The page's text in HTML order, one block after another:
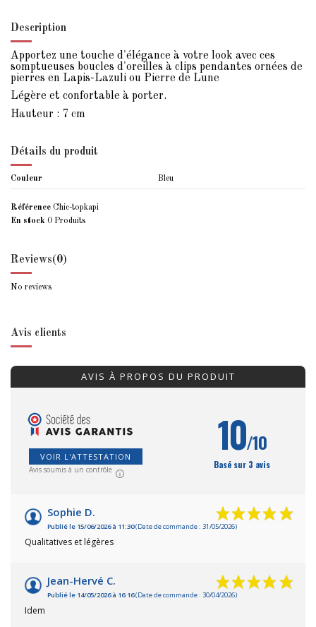
Description
Apportez une touche d'élégance à votre look avec ces
somptueuses boucles d'oreilles à clips pendantes ornées de
pierres en Lapis-Lazuli ou Pierre de Lune
Légère et confortable à porter.
Hauteur : 7 cm
Détails du produit
Couleur Bleu
Référence Chic-topkapi
En stock 0 Produits
Reviews(0)
No reviews
Avis clients
AVIS À PROPOS DU PRODUIT
VOIR L'ATTESTATION
Avis soumis à un contrôle
10/10
Basé sur 3 avis
Sophie D.
Publié le 15/06/2026 à 11:30(Date de commande : 31/05/2026)
Qualitatives et légères
Jean-Hervé C.
Publié le 14/05/2026 à 16:16(Date de commande : 30/04/2026)
Idem